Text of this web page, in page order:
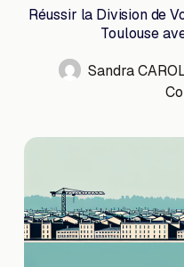
Réussir la Division de
Toulouse
Sandra